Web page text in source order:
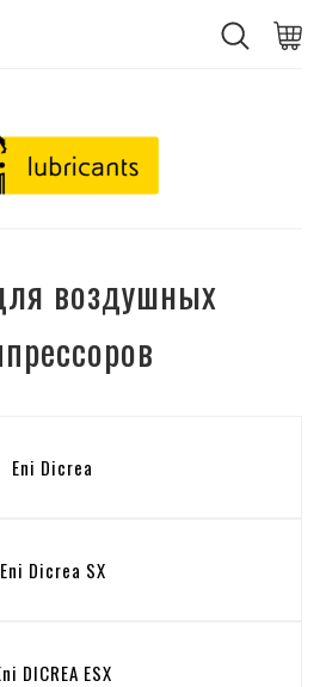
воздушных
Eni Dicrea
Eni Dicrea SX
DICREA ESX